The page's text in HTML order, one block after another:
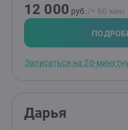
12 000 руб./≈ 60 мин.
Записаться на 20-
Дарья